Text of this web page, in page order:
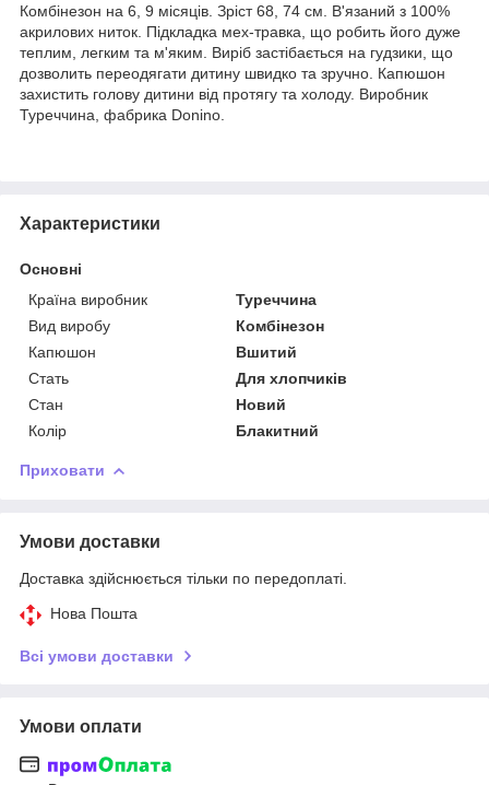
Комбінезон на 6, 9 місяців. Зріст 68, 74 см. В'язаний з 100%
акрилових ниток. Підкладка мех-травка, що робить його дуже
теплим, легким та м'яким. Виріб застібається на гудзики, що
дозволить переодягати дитину швидко та зручно. Капюшон
захистить голову дитини від протягу та холоду. Виробник
Туреччина, фабрика Donino.
Характеристики
Основні
Країна виробник
Туреччина
Вид виробу
Комбінезон
Капюшон
Вшитий
Стать
Для хлопчиків
Стан
Новий
Колір
Блакитний
Приховати
Умови доставки
Доставка здійснюється тільки по передоплаті.
Нова Пошта
Всі умови доставки
Умови оплати